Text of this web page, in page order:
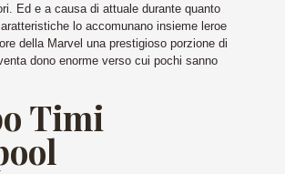
Ed e a causa di attuale durante quanto
lo accomunano insieme leroe
della Marvel una prestigioso porzione di
dono enorme verso cui pochi sanno
Timi